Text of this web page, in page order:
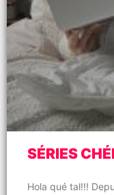
SÉRIES
Hola qué tal!!!